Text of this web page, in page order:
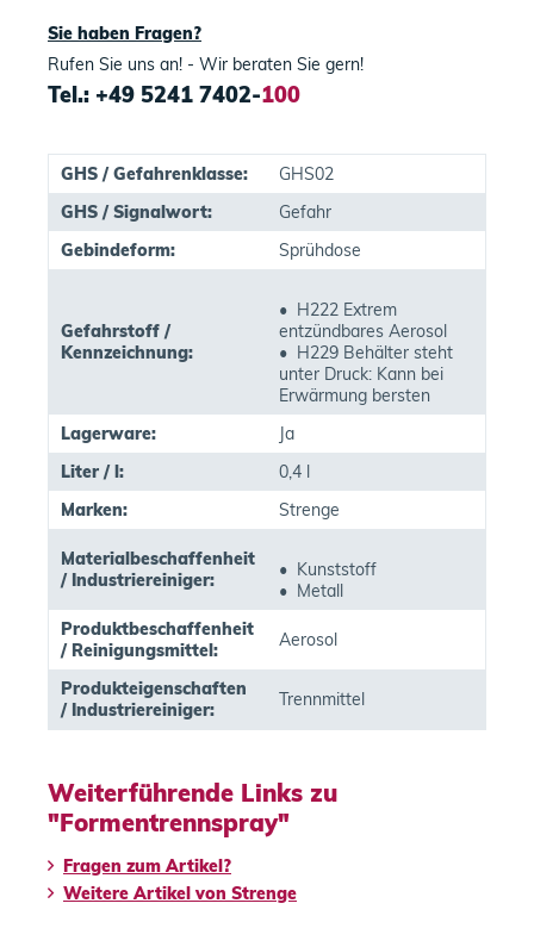
Sie haben Fragen?
Rufen Sie uns an! - Wir beraten Sie gern!
Tel.: +49 5241 7402-100
GHS / Gefahrenklasse:
GHS02
GHS / Signalwort:
Gefahr
Gebindeform:
Sprühdose
Gefahrstoff /
Kennzeichnung:
• H222 Extrem
entzündbares Aerosol
• H229 Behälter steht
unter Druck: Kann bei
Erwärmung bersten
Lagerware:
Ja
Liter / l:
0,4 l
Marken:
Strenge
Materialbeschaffenheit
/ Industriereiniger:
• Kunststoff
• Metall
Produktbeschaffenheit
/ Reinigungsmittel:
Aerosol
Produkteigenschaften
/ Industriereiniger:
Trennmittel
Weiterführende Links zu
"Formentrennspray"
Fragen zum Artikel?
Weitere Artikel von Strenge